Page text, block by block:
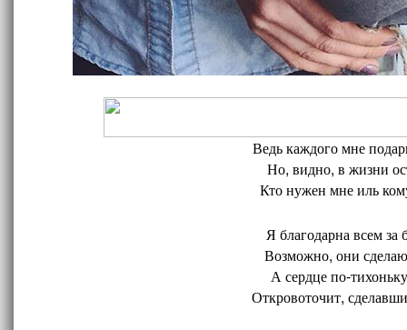
Ведь каждого мне
Но, видно, в жизни
Кто нужен мне иль
Я благодарна всем за
Возможно, они
А сердце по-
Откровоточит,